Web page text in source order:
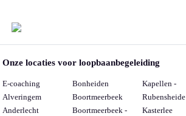
Onze locaties voor loopbaanbegeleiding
E-coaching
Alveringem
Anderlecht
Bonheiden
Boortmeerbeek
Boortmeerbeek -
Kapellen -
Rubensheide
Kasterlee